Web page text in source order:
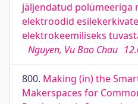
jäljendatud polümeeriga
elektroodid
elektrokeemiliseks
Nguyen, Vu Bao Chau
800. Making (in) the
Makerspaces for